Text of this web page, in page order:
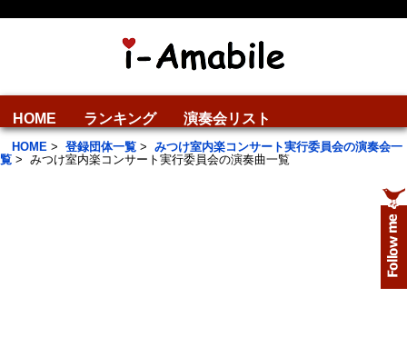
HOME ランキング 演奏会リスト
HOME > 登録団体一覧 > みつけ室内楽コンサート実行委員会の演奏会一
覧 > みつけ室内楽コンサート実行委員会の演奏曲一覧